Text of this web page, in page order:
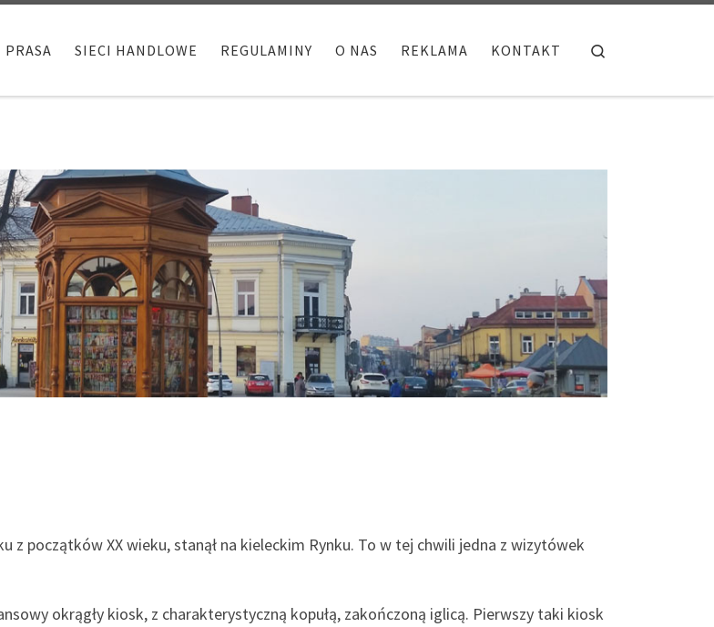
PRASA SIECI HANDLOWE REGULAMINY O NAS REKLAMA KONTAKT
z początków XX wieku, stanął na kieleckim Rynku. To w tej chwili jedna z wizytówek
okrągły kiosk, z charakterystyczną kopułą, zakończoną iglicą. Pierwszy taki kiosk